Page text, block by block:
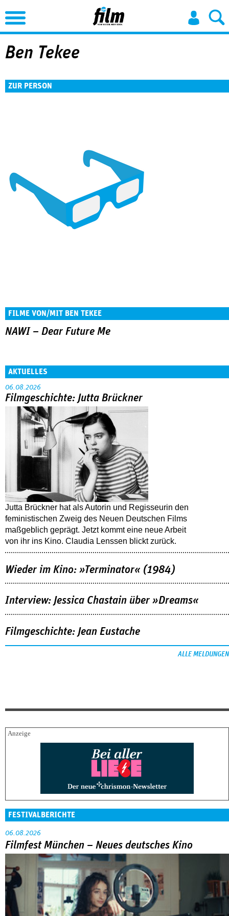
Jump to Navigation
Ben Tekee
ZUR PERSON
FILME VON/MIT BEN TEKEE
NAWI – Dear Future Me
AKTUELLES
06.08.2026
Filmgeschichte: Jutta Brückner
Jutta Brückner hat als Autorin und Regisseurin den
feministischen Zweig des Neuen Deutschen Films
maßgeblich geprägt. Jetzt kommt eine neue Arbeit
von ihr ins Kino. Claudia Lenssen blickt zurück.
Wieder im Kino: »Terminator« (1984)
Interview: Jessica Chastain über »Dreams«
Filmgeschichte: Jean Eustache
ALLE MELDUNGEN
FESTIVALBERICHTE
06.08.2026
Filmfest München – Neues deutsches Kino